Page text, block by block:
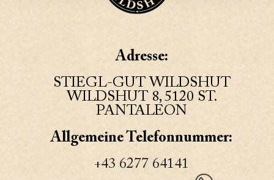
Adresse:
STIEGL-GUT WILDSHUT
WILDSHUT 8, 5120 ST.
PANTALEON
Allgemeine Telefonnummer:
+43 6277 64141